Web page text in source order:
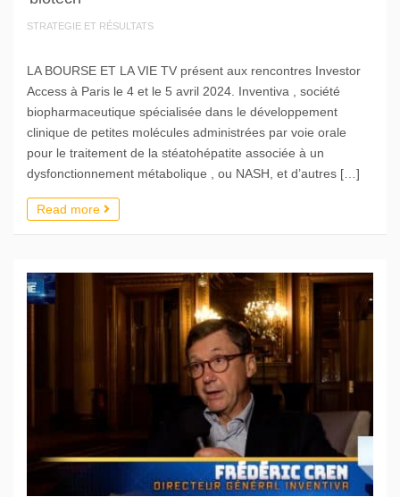
STRATEGIE ET RÉSULTATS
LA BOURSE ET LA VIE TV présent aux rencontres Investor
Access à Paris le 4 et le 5 avril 2024. Inventiva , société
biopharmaceutique spécialisée dans le développement
clinique de petites molécules administrées par voie orale
pour le traitement de la stéatohépatite associée à un
dysfonctionnement métabolique , ou NASH, et d’autres […]
Read more